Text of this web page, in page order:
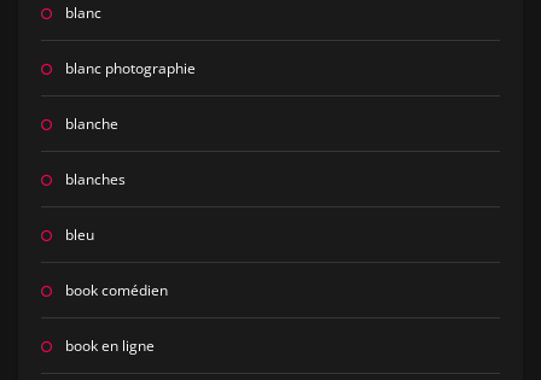
blanc
blanc photographie
blanche
blanches
bleu
book comédien
book en ligne